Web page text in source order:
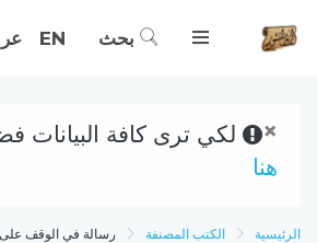
بحث EN
× لكي ترى كافة البيانات
هنا
الرئيسية الكتب المصنفة رسالة في الوقف على